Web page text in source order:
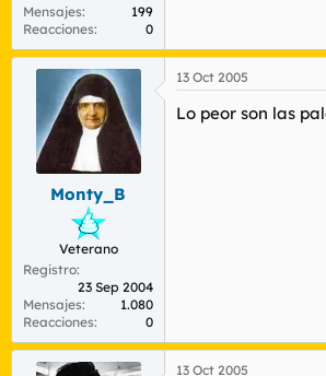
Mensajes
199
Reacciones
0
Monty_B
Veterano
Registro
23 Sep 2004
Mensajes
1.080
Reacciones
0
13 Oct 2005
Lo peor son las
13 Oct 2005